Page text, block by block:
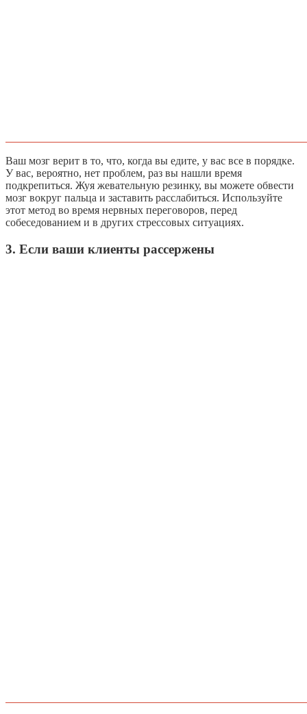
Ваш мозг верит в то, что, когда вы едите, у вас все в порядке.
У вас, вероятно, нет проблем, раз вы нашли время
подкрепиться. Жуя жевательную резинку, вы можете обвести
мозг вокруг пальца и заставить расслабиться. Используйте
этот метод во время нервных переговоров, перед
собеседованием и в других стрессовых ситуациях.
3. Если ваши клиенты рассержены